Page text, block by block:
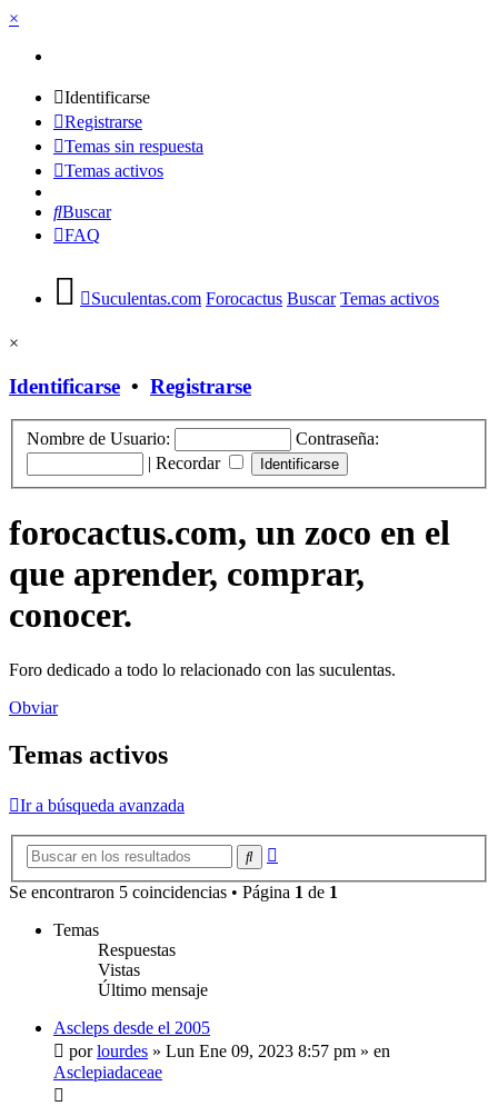
×
Identificarse
Registrarse
Temas sin respuesta
Temas activos
Buscar
FAQ
Suculentas.com Forocactus Buscar Temas activos
×
Identificarse • Registrarse
Nombre de Usuario:
Contraseña:
| Recordar
forocactus.com, un zoco en el
que aprender, comprar,
conocer.
Foro dedicado a todo lo relacionado con las suculentas.
Obviar
Temas activos
Ir a búsqueda avanzada
Buscar
Se encontraron 5 coincidencias • Página 1 de 1
Temas
Respuestas
Vistas
Último mensaje
Ascleps desde el 2005
porlourdes » Lun Ene 09, 2023 8:57 pm » en
Asclepiadaceae